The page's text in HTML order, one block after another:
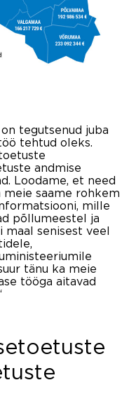
tegutsenud juba
tehtud oleks.
andmise
Loodame, et need
meie saame rohkem
mille
põllumeestel ja
senisest veel
tänu ka meie
tööga aitavad